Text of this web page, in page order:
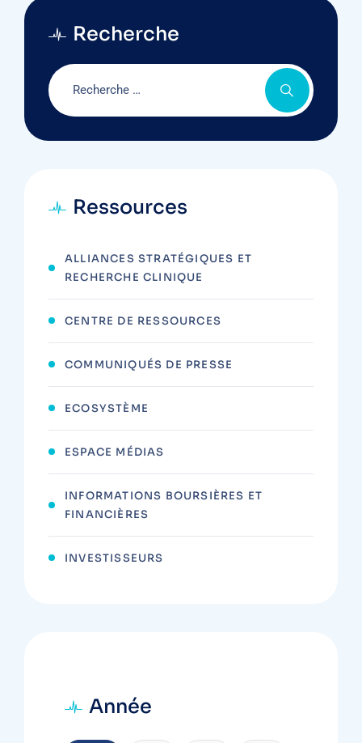
Recherche
Ressources
ALLIANCES STRATÉGIQUES ET
RECHERCHE CLINIQUE
CENTRE DE RESSOURCES
COMMUNIQUÉS DE PRESSE
ECOSYSTÈME
ESPACE MÉDIAS
INFORMATIONS BOURSIÈRES ET
FINANCIÈRES
INVESTISSEURS
Année